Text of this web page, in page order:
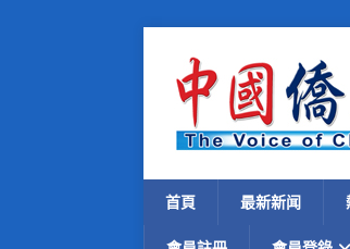
首頁 最新新闻